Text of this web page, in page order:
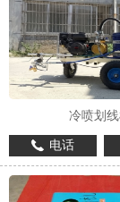
冷喷划
电话